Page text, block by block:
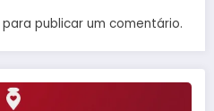
para publicar um comentário.